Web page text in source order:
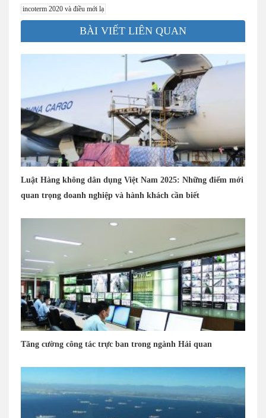
incoterm 2020 và điều mới lạ
BÀI VIẾT LIÊN QUAN
Luật Hàng không dân dụng Việt Nam 2025: Những điểm mới
quan trọng doanh nghiệp và hành khách cần biết
Tăng cường công tác trực ban trong ngành Hải quan